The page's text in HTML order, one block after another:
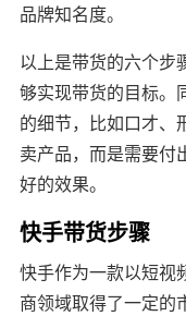
品牌知名度。
以上是带货的六个步
够实现带货的目标。
的细节，比如口才、
卖产品，而是需要付
好的效果。
快手带货步骤
快手作为一款以短视
商领域取得了一定的